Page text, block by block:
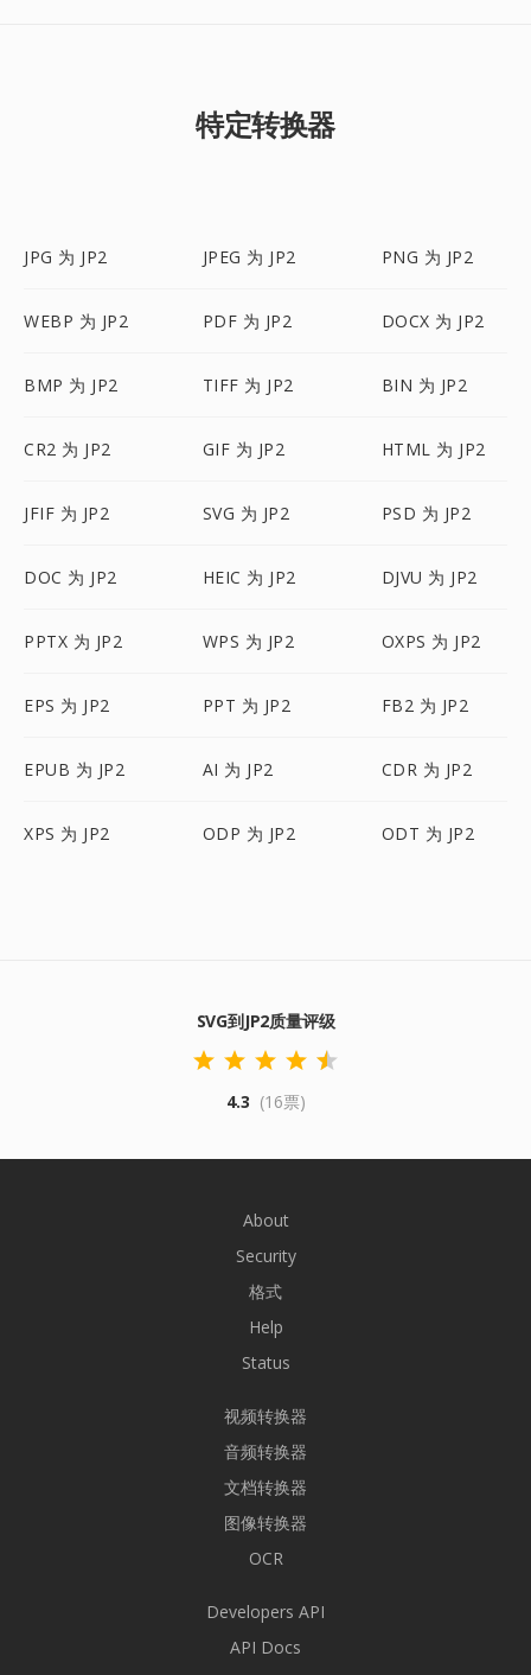
特定转换器
JPG 为 JP2 JPEG 为 JP2 PNG 为 JP2
WEBP 为 JP2 PDF 为 JP2 DOCX 为 JP2
BMP 为 JP2 TIFF 为 JP2 BIN 为 JP2
CR2 为 JP2 GIF 为 JP2 HTML 为 JP2
JFIF 为 JP2 SVG 为 JP2 PSD 为 JP2
DOC 为 JP2 HEIC 为 JP2 DJVU 为 JP2
PPTX 为 JP2 WPS 为 JP2 OXPS 为 JP2
EPS 为 JP2 PPT 为 JP2 FB2 为 JP2
EPUB 为 JP2 AI 为 JP2 CDR 为 JP2
XPS 为 JP2 ODP 为 JP2 ODT 为 JP2
SVG到JP2质量评级
4.3 (16票)
About
Security
格式
Help
Status
视频转换器
音频转换器
文档转换器
图像转换器
OCR
Developers API
API Docs